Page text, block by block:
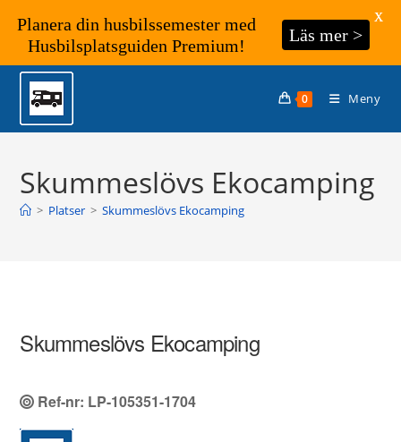
Hoppa
innehållet
0 Meny
Skummeslövs Ekocamping
> Platser > Skummeslövs Ekocamping
Skummeslövs Ekocamping
Ref-nr: LP-105351-1704
Planera din husbilssemester med
Husbilsplatsguiden Premium!
Läs mer >
X